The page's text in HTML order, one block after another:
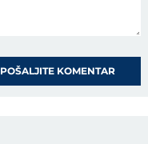
POŠALJITE KOMENTAR